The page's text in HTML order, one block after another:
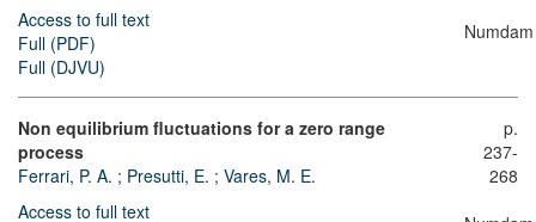
Access to full text
Full (PDF)
Full (DJVU)
Numdam
Non equilibrium fluctuations for a zero range
process
Ferrari, P. A. ; Presutti, E. ; Vares, M. E.
Access to full text
p.
237-
268